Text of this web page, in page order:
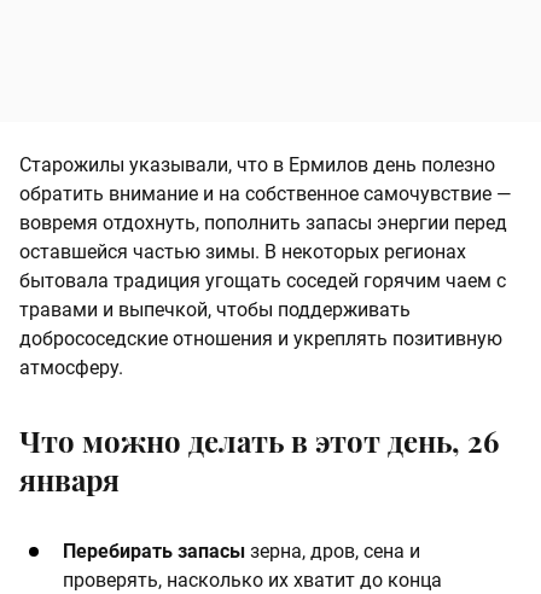
Старожилы указывали, что в Ермилов день полезно
обратить внимание и на собственное самочувствие —
вовремя отдохнуть, пополнить запасы энергии перед
оставшейся частью зимы. В некоторых регионах
бытовала традиция угощать соседей горячим чаем с
травами и выпечкой, чтобы поддерживать
добрососедские отношения и укреплять позитивную
атмосферу.
Что можно делать в этот день, 26
января
Перебирать запасы зерна, дров, сена и
проверять, насколько их хватит до конца